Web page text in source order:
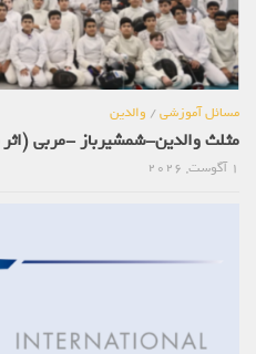
مسائل آموزشی/ والدین
مثلث والدین-شمشیرباز -مربی (اثر
1 آگوست, 2026